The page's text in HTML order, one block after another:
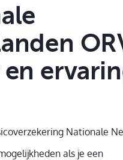
als je een